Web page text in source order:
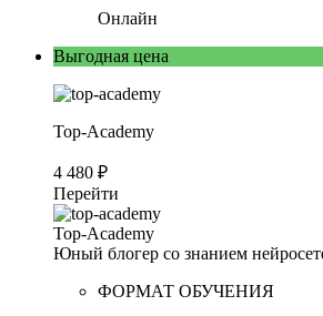
Онлайн
Выгодная цена
Top-Academy
4 480 ₽
Перейти
Top-Academy
Юный блогер со знанием
ФОРМАТ ОБУЧЕНИЯ